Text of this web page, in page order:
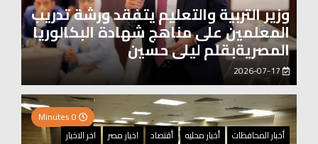
وزير التربية والتعليم يتفقد ورشة تدريب
المعلمين على مناهج شهادة البكالوريا
المصريةبقلم ليلى حسين
أخبار المحافظات
أخبار محليه أقتصاد اخبار مصر
اخر الاخبار